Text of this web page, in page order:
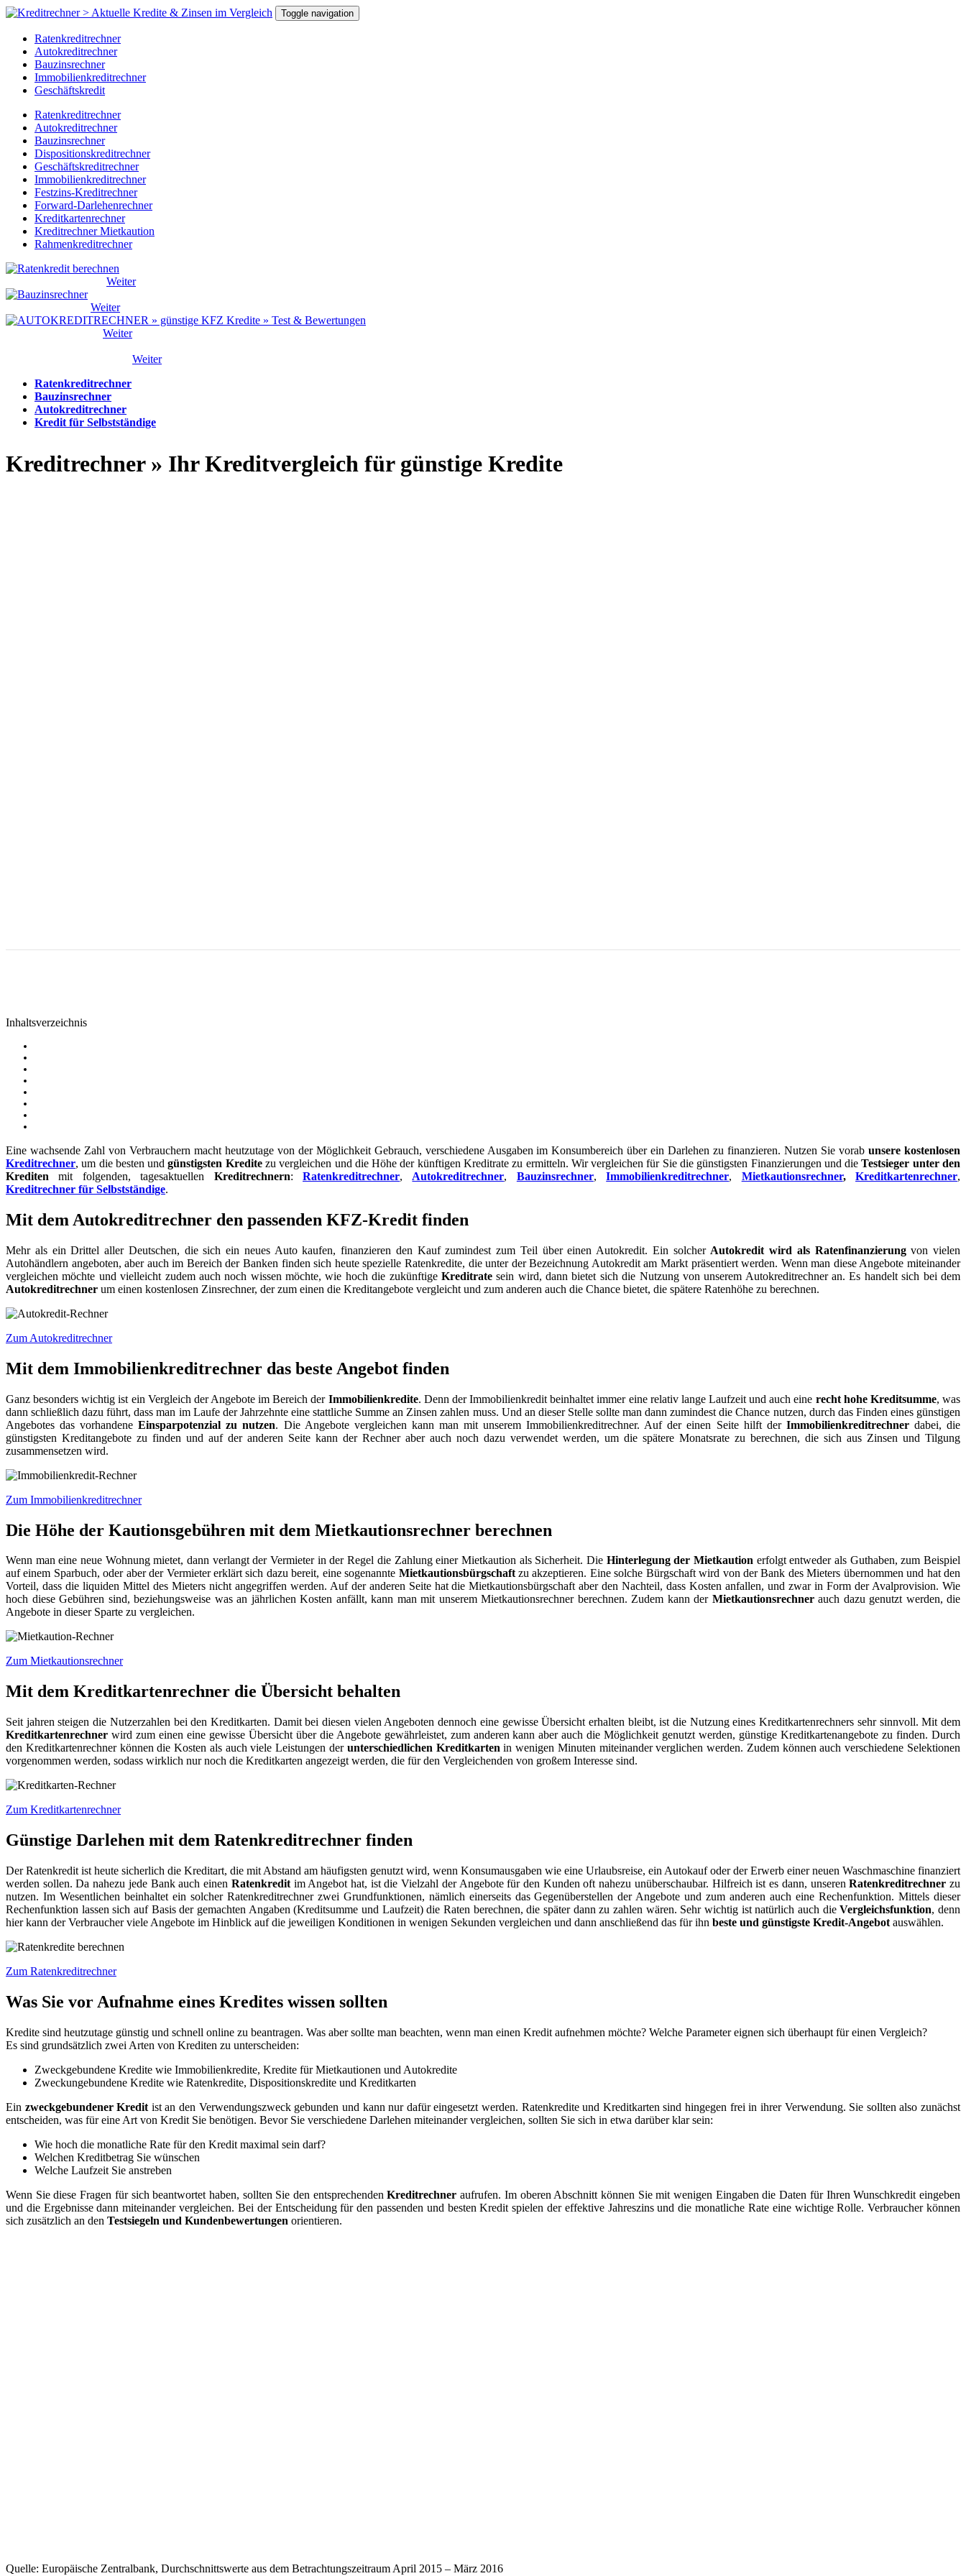
Toggle navigation
Ratenkreditrechner
Autokreditrechner
Bauzinsrechner
Immobilienkreditrechner
Geschäftskredit
Ratenkreditrechner
Autokreditrechner
Bauzinsrechner
Dispositionskreditrechner
Geschäftskreditrechner
Immobilienkreditrechner
Festzins-Kreditrechner
Forward-Darlehenrechner
Kreditkartenrechner
Kreditrechner Mietkaution
Rahmenkreditrechner
Weiter
Weiter
Weiter
Weiter
Ratenkreditrechner
Bauzinsrechner
Autokreditrechner
Kredit für Selbstständige
Kreditrechner » Ihr Kreditvergleich für günstige Kredite
Inhaltsverzeichnis
Eine wachsende Zahl von Verbrauchern macht heutzutage von der Möglichkeit Gebrauch, verschiedene Ausgaben im Konsumbereich über ein Darlehen zu finanzieren. Nutzen Sie vorabunsere kostenlosen
Kreditrechner, um die besten undgünstigsten Kreditezu vergleichen und die Höhe der künftigen Kreditrate zu ermitteln. Wir vergleichen für Sie die günstigsten Finanzierungen und dieTestsieger unter den
Krediten mit folgenden, tagesaktuellen Kreditrechnern:Ratenkreditrechner, Autokreditrechner, Bauzinsrechner,Immobilienkreditrechner, Mietkautionsrechner,Kreditkartenrechner,
Kreditrechner für Selbstständige.
Mit dem Autokreditrechner den passenden KFZ-Kredit finden
Mehr als ein Drittel aller Deutschen, die sich ein neues Auto kaufen, finanzieren den Kauf zumindest zum Teil über einen Autokredit. Ein solcher Autokredit wird als Ratenfinanzierungvon vielen
Autohändlern angeboten, aber auch im Bereich der Banken finden sich heute spezielle Ratenkredite, die unter der Bezeichnung Autokredit am Markt präsentiert werden. Wenn man diese Angebote miteinander
vergleichen möchte und vielleicht zudem auch noch wissen möchte, wie hoch die zukünftige Kreditratesein wird, dann bietet sich die Nutzung von unserem Autokreditrechner an. Es handelt sich bei dem
Autokreditrechner um einen kostenlosen Zinsrechner, der zum einen die Kreditangebote vergleicht und zum anderen auch die Chance bietet, die spätere Ratenhöhe zu berechnen.
Zum Autokreditrechner
Mit dem Immobilienkreditrechner das beste Angebot finden
Ganz besonders wichtig ist ein Vergleich der Angebote im Bereich der Immobilienkredite. Denn der Immobilienkredit beinhaltet immer eine relativ lange Laufzeit und auch eine recht hohe Kreditsumme, was
dann schließlich dazu führt, dass man im Laufe der Jahrzehnte eine stattliche Summe an Zinsen zahlen muss. Und an dieser Stelle sollte man dann zumindest die Chance nutzen, durch das Finden eines günstigen
Angebotes das vorhandeneEinsparpotenzial zu nutzen. Die Angebote vergleichen kann man mit unserem Immobilienkreditrechner. Auf der einen Seite hilft der Immobilienkreditrechnerdabei, die
günstigsten Kreditangebote zu finden und auf der anderen Seite kann der Rechner aber auch noch dazu verwendet werden, um die spätere Monatsrate zu berechnen, die sich aus Zinsen und Tilgung
zusammensetzen wird.
Zum Immobilienkreditrechner
Die Höhe der Kautionsgebühren mit dem Mietkautionsrechner berechnen
Wenn man eine neue Wohnung mietet, dann verlangt der Vermieter in der Regel die Zahlung einer Mietkaution als Sicherheit. Die Hinterlegung der Mietkautionerfolgt entweder als Guthaben, zum Beispiel
auf einem Sparbuch, oder aber der Vermieter erklärt sich dazu bereit, eine sogenannte Mietkautionsbürgschaftzu akzeptieren. Eine solche Bürgschaft wird von der Bank des Mieters übernommen und hat den
Vorteil, dass die liquiden Mittel des Mieters nicht angegriffen werden. Auf der anderen Seite hat die Mietkautionsbürgschaft aber den Nachteil, dass Kosten anfallen, und zwar in Form der Avalprovision. Wie
hoch diese Gebühren sind, beziehungsweise was an jährlichen Kosten anfällt, kann man mit unserem Mietkautionsrechner berechnen. Zudem kann der Mietkautionsrechnerauch dazu genutzt werden, die
Angebote in dieser Sparte zu vergleichen.
Zum Mietkautionsrechner
Mit dem Kreditkartenrechner die Übersicht behalten
Seit jahren steigen die Nutzerzahlen bei den Kreditkarten. Damit bei diesen vielen Angeboten dennoch eine gewisse Übersicht erhalten bleibt, ist die Nutzung eines Kreditkartenrechners sehr sinnvoll. Mit dem
Kreditkartenrechner wird zum einen eine gewisse Übersicht über die Angebote gewährleistet, zum anderen kann aber auch die Möglichkeit genutzt werden, günstige Kreditkartenangebote zu finden. Durch
den Kreditkartenrechner können die Kosten als auch viele Leistungen der unterschiedlichen Kreditkarten in wenigen Minuten miteinander verglichen werden. Zudem können auch verschiedene Selektionen
vorgenommen werden, sodass wirklich nur noch die Kreditkarten angezeigt werden, die für den Vergleichenden von großem Interesse sind.
Zum Kreditkartenrechner
Günstige Darlehen mit dem Ratenkreditrechner finden
Der Ratenkredit ist heute sicherlich die Kreditart, die mit Abstand am häufigsten genutzt wird, wenn Konsumausgaben wie eine Urlaubsreise, ein Autokauf oder der Erwerb einer neuen Waschmaschine finanziert
werden sollen. Da nahezu jede Bank auch einen Ratenkreditim Angebot hat, ist die Vielzahl der Angebote für den Kunden oft nahezu unüberschaubar. Hilfreich ist es dann, unserenRatenkreditrechner zu
nutzen. Im Wesentlichen beinhaltet ein solcher Ratenkreditrechner zwei Grundfunktionen, nämlich einerseits das Gegenüberstellen der Angebote und zum anderen auch eine Rechenfunktion. Mittels dieser
Rechenfunktion lassen sich auf Basis der gemachten Angaben (Kreditsumme und Laufzeit) die Raten berechnen, die später dann zu zahlen wären. Sehr wichtig ist natürlich auch dieVergleichsfunktion, denn
hier kann der Verbraucher viele Angebote im Hinblick auf die jeweiligen Konditionen in wenigen Sekunden vergleichen und dann anschließend das für ihn beste und günstigste Kredit-Angebot auswählen.
Zum Ratenkreditrechner
Was Sie vor Aufnahme eines Kredites wissen sollten
Kredite sind heutzutage günstig und schnell online zu beantragen. Was aber sollte man beachten, wenn man einen Kredit aufnehmen möchte? Welche Parameter eignen sich überhaupt für einen Vergleich?
Es sind grundsätzlich zwei Arten von Krediten zu unterscheiden:
Zweckgebundene Kredite wie Immobilienkredite, Kredite für Mietkautionen und Autokredite
Zweckungebundene Kredite wie Ratenkredite, Dispositionskredite und Kreditkarten
Ein zweckgebundener Kredit ist an den Verwendungszweck gebunden und kann nur dafür eingesetzt werden. Ratenkredite und Kreditkarten sind hingegen frei in ihrer Verwendung. Sie sollten also zunächst
entscheiden, was für eine Art von Kredit Sie benötigen. Bevor Sie verschiedene Darlehen miteinander vergleichen, sollten Sie sich in etwa darüber klar sein:
Wie hoch die monatliche Rate für den Kredit maximal sein darf?
Welchen Kreditbetrag Sie wünschen
Welche Laufzeit Sie anstreben
Wenn Sie diese Fragen für sich beantwortet haben, sollten Sie den entsprechendenKreditrechner aufrufen. Im oberen Abschnitt können Sie mit wenigen Eingaben die Daten für Ihren Wunschkredit eingeben
und die Ergebnisse dann miteinander vergleichen. Bei der Entscheidung für den passenden und besten Kredit spielen der effektive Jahreszins und die monatliche Rate eine wichtige Rolle. Verbraucher können
sich zusätzlich an den Testsiegeln und Kundenbewertungen orientieren.
Quelle: Europäische Zentralbank, Durchschnittswerte aus dem Betrachtungszeitraum April 2015 – März 2016